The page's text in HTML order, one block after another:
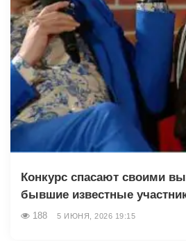
Конкурс спасают своими
бывшие известные
188 5 ИЮНЯ, 2026 19:15